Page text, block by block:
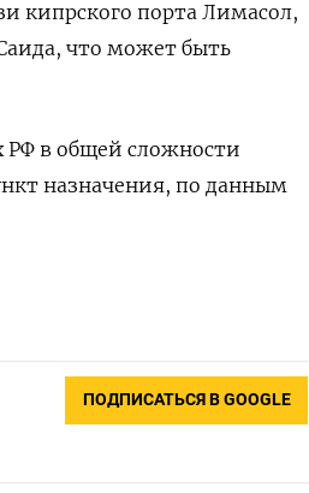
кипрского порта Лимасол,
что может быть
РФ в общей сложности
назначения, по данным
ПОДПИСАТЬСЯ В GOOGLE